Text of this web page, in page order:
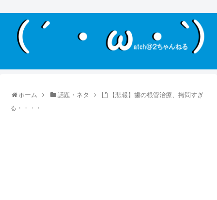
ホーム 話題・ネタ
【悲報】歯の根管治療、拷問すぎ
る・・・・